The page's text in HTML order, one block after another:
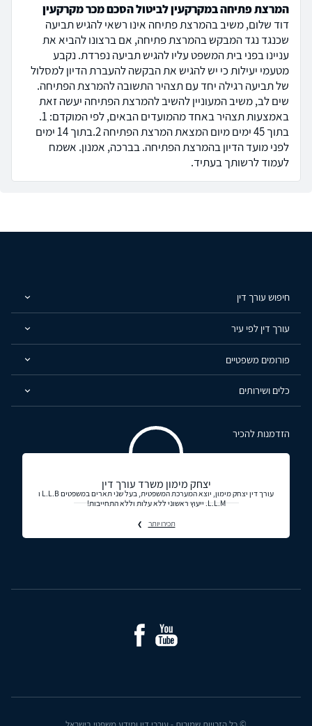
המרצת פתיחה במקרקעין לביטול הסכם מכר מקרקעין
דוד שלום, משיב בהמרצת פתיחה אינו רשאי להגיש תביעה
שכנגד נגד המבקש בהמרצת פתיחה, אם ברצונו להביא את
עניינו בפני בית המשפט עליו להגיש תביעה נפרדת. נקבע
מטעמי יעילות כי יש להגיש את הבקשה להעברת הדיון למסלול
של תביעה רגילה יחד עם תצהיר התשובה להמרצת הפתיחה.
שים לב, משיב המעוניין להשיב להמרצת הפתיחה יעשה זאת
באמצעות תצהיר באחד מהמועדים הבאים, לפי המוקדם: 1.
בתוך 45 ימים מיום המצאת המרצת הפתיחה 2.בתוך 14 ימים
לפני מועד הדיון בהמרצת הפתיחה. בברכה, אמנון. אשמח
לעמוד לרשותך בעתיד.
חיפוש עורך דין
עורך דין לפי עיר
פורומים משפטיים
כלים ושירותים
הזדמנות להכיר
יצחק מימון משרד עורך דין
עורך דין יצחק מימון, יוצא המערכת המשפטית, בעל שני תארים במשפטים L.L.B ו
L.L.M. ייעוץ ראשוני ללא עלות וללא התחייבות!
תכירו יותר